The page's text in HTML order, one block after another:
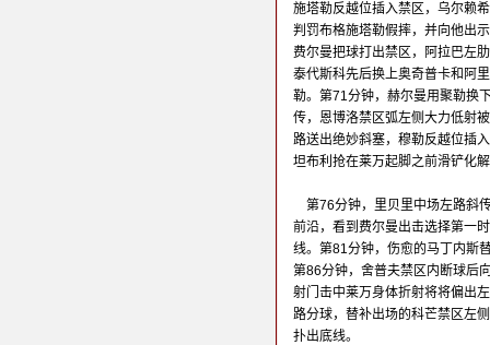
施塔勒反越位插入禁区，乌尔赖
判罚布格施塔勒假摔，并向他出
费尔曼把球打出禁区，阿拉巴左
泰代斯科先后换上奥奇普卡和阿
勒。第71分钟，赫尔曼用聚勒换
传，恩博洛禁区弧左侧大力低射
路送出绝妙斜塞，穆勒反越位插
坦布利抢在莱万起脚之前滑铲化
第76分钟，里贝里中场左路斜
前沿，看到费尔曼出击选择第一
线。第81分钟，伤愈的马丁内斯
第86分钟，舍普夫禁区内断球后
射门击中莱万身体折射将将偏出
路分球，替补出场的科芒禁区左
扑出底线。